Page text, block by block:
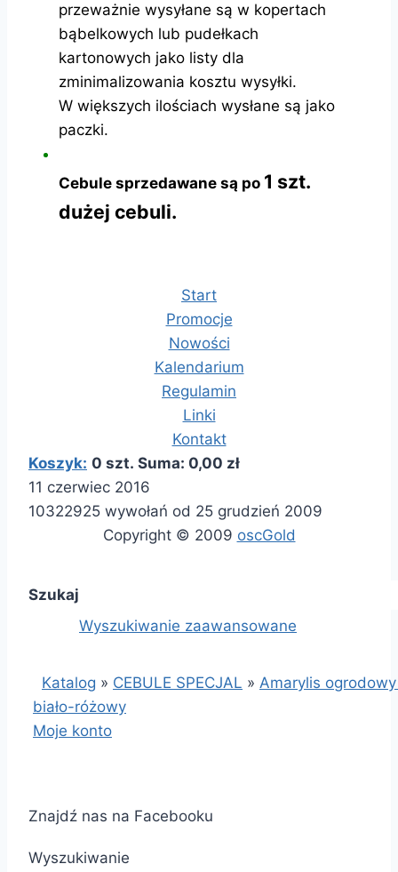
przeważnie wysyłane są w kopertach
bąbelkowych lub pudełkach
kartonowych jako listy dla
zminimalizowania kosztu wysyłki.
W większych ilościach wysłane są jako
paczki.
Cebule sprzedawane są po 1 szt.
dużej cebuli.
Start
Promocje
Nowości
Kalendarium
Regulamin
Linki
Kontakt
Koszyk: 0 szt. Suma: 0,00 zł
11 czerwiec 2016
10322925 wywołań od 25 grudzień 2009
Copyright © 2009 oscGold
Szukaj
Wyszukiwanie zaawansowane
Katalog » CEBULE SPECJAL » Amarylis
biało-różowy
Moje konto
Znajdź nas na Facebooku
Wyszukiwanie